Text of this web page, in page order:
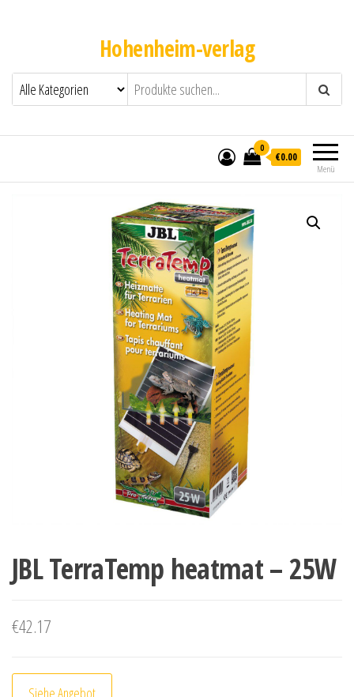
Hohenheim-verlag
Menü
0
€0.00
JBL TerraTemp heatmat – 25W
€42.17
Siehe Angebot